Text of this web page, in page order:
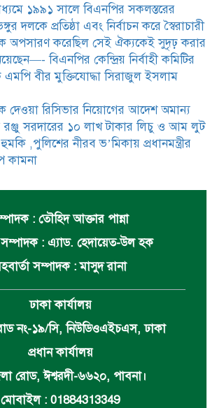
১৯৯১ সালে বিএনপির সকলস্তরের
দলকে প্রতিষ্ঠা এবং নির্বাচন করে স্বৈরাচারী
অপসারণ করেছিল সেই ঐক্যকেই সুদৃঢ় করার
বিএনপির কেন্দ্রিয় নির্বাহী কমিটির
এমপি বীর মুক্তিযোদ্ধা সিরাজুল ইসলাম
দেওয়া রিসিভার নিয়োগের আদেশ অমান্য
রঞ্জু সরদারের ১০ লাখ টাকার লিচু ও আম লুট
,পুলিশের নীরব ভ’মিকায় প্রধানমন্ত্রীর
কামনা
: তৌহিদ আক্তার পান্না
সম্পাদক : এ্যাড. হেদায়েত-উল হক
সম্পাদক : মাসুদ রানা
ঢাকা কার্যালয়
নং-১৯/সি, নিউডিওএইচএস, ঢাকা
প্রধান কার্যালয়
রোড, ঈশ্বরদী-৬৬২০, পাবনা।
মোবাইল : 01884313349